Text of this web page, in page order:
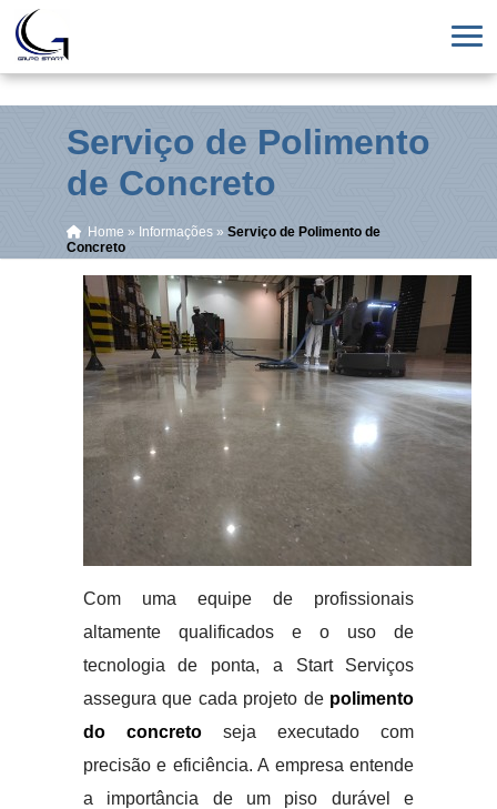
Serviço de Polimento
de Concreto
Home » Informações » Serviço de Polimento de
Concreto
Com uma equipe de profissionais
altamente qualificados e o uso de
tecnologia de ponta, a Start Serviços
assegura que cada projeto de polimento
do concretoseja executado com
precisão e eficiência. A empresa entende
a importância de um piso durável e